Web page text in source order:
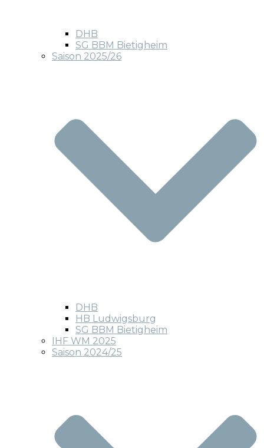
DHB
SG BBM Bietigheim
Saison 2025/26
DHB
HB Ludwigsburg
SG BBM Bietigheim
IHF WM 2025
Saison 2024/25